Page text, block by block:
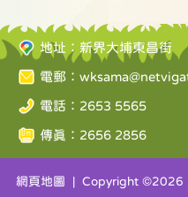
地址：新界大埔東昌街
電郵：
電話：2653 5565
傳真：2656 2856
網頁地圖 | Copyright ©2026